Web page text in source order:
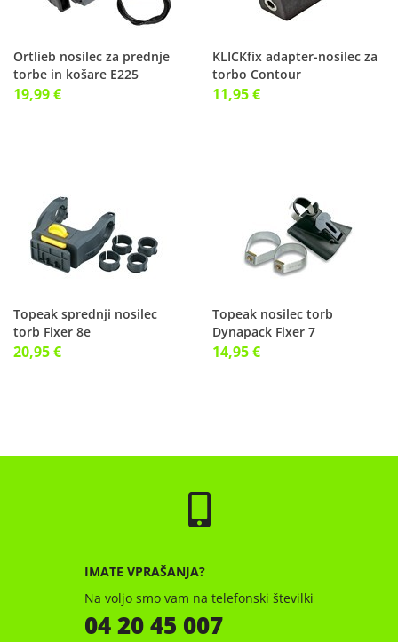
Ortlieb nosilec za prednje
torbe in košare E225
19,99 €
KLICKfix adapter-nosilec za
torbo Contour
11,95 €
Topeak sprednji nosilec
torb Fixer 8e
20,95 €
Topeak nosilec torb
Dynapack Fixer 7
14,95 €
IMATE VPRAŠANJA?
Na voljo smo vam na telefonski številki
04 20 45 007